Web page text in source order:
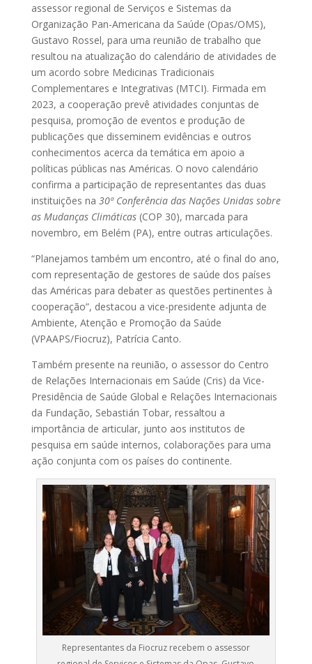
assessor regional de Serviços e Sistemas da
Organização Pan-Americana da Saúde (Opas/OMS),
Gustavo Rossel, para uma reunião de trabalho que
resultou na atualização do calendário de atividades de
um acordo sobre Medicinas Tradicionais
Complementares e Integrativas (MTCI). Firmada em
2023, a cooperação prevê atividades conjuntas de
pesquisa, promoção de eventos e produção de
publicações que disseminem evidências e outros
conhecimentos acerca da temática em apoio a
políticas públicas nas Américas. O novo calendário
confirma a participação de representantes das duas
instituições na 30ª Conferência das Nações Unidas sobre
as Mudanças Climáticas(COP 30), marcada para
novembro, em Belém (PA), entre outras articulações.
“Planejamos também um encontro, até o final do ano,
com representação de gestores de saúde dos países
das Américas para debater as questões pertinentes à
cooperação”, destacou a vice-presidente adjunta de
Ambiente, Atenção e Promoção da Saúde
(VPAAPS/Fiocruz), Patrícia Canto.
Também presente na reunião, o assessor do Centro
de Relações Internacionais em Saúde (Cris) da Vice-
Presidência de Saúde Global e Relações Internacionais
da Fundação, Sebastián Tobar, ressaltou a
importância de articular, junto aos institutos de
pesquisa em saúde internos, colaborações para uma
ação conjunta com os países do continente.
Representantes da Fiocruz recebem o assessor